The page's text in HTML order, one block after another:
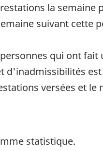
la semaine
suivant cette
qui ont
versées et
statistique.